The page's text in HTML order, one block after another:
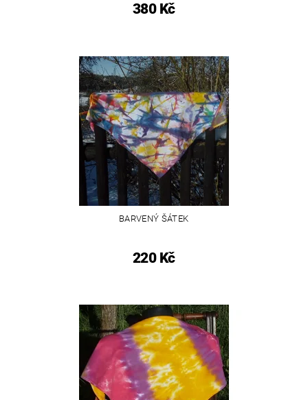
380 Kč
BARVENÝ ŠÁTEK
220 Kč